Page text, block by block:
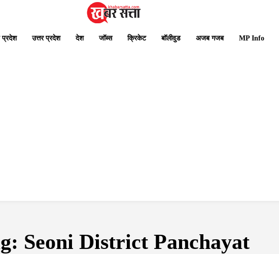
प्रदेश उत्तर प्रदेश देश जॉब्स क्रिकेट बॉलीवुड अजब गजब MP Info
Seoni District Panchayat